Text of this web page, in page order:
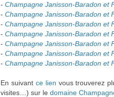
- Champagne Janisson-Baradon et
- Champagne Janisson-Baradon et
- Champagne Janisson-Baradon et
- Champagne Janisson-Baradon et
- Champagne Janisson-Baradon et
- Champagne Janisson-Baradon et
- Champagne Janisson-Baradon et
En suivant ce lien vous trouverez
visites…) sur le domaine